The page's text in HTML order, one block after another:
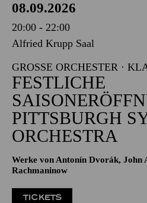
08.09.2026
20:00 - 22:00
Alfried Krupp Saal
GROSSE ORCHESTER ·
FESTLICHE
PITTSBURGH
ORCHESTRA
Werke von Antonín Dvorák, John
Rachmaninow
TICKETS